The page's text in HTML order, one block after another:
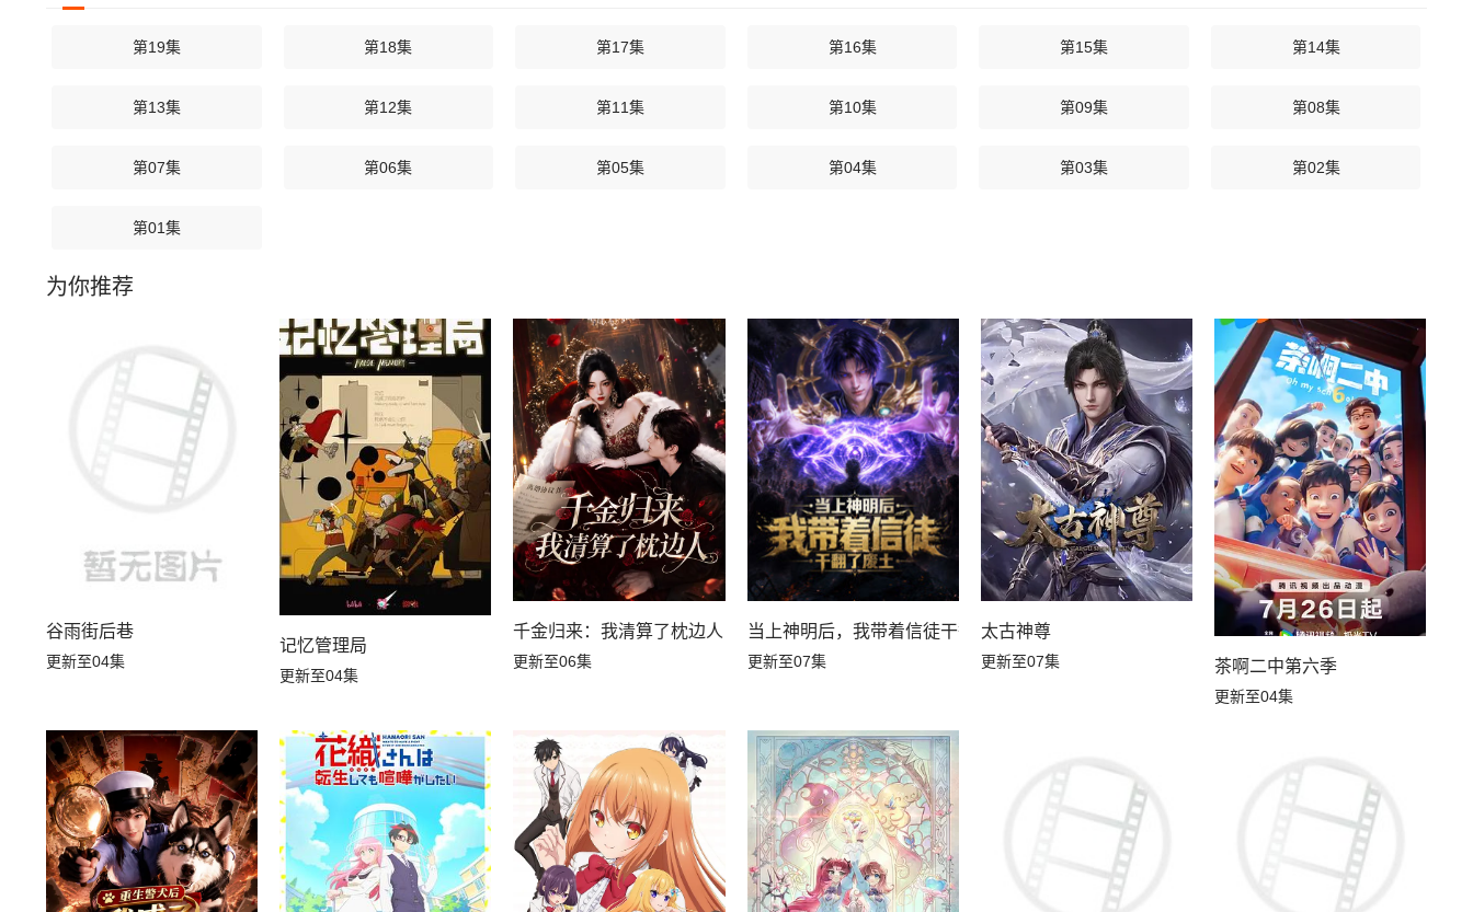
第19集 第18集 第17集 第16集 第15集 第14集
第13集 第12集 第11集 第10集 第09集 第08集
第07集 第06集 第05集 第04集 第03集 第02集
第01集
为你推荐
谷雨街后巷
更新至04集
记忆管理局
更新至04集
千金归来：我清算了枕边人
更新至06集
当上神明后，我带着信徒干翻了废土
更新至07集
太古神尊
更新至07集 茶啊二中第六季
更新至04集